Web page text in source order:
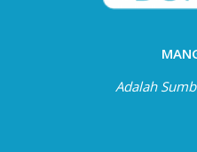
Adalah